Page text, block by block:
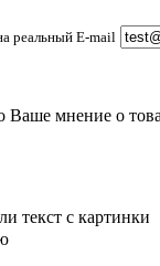
реальный E-mail
Ваше мнение о
текст с картинки